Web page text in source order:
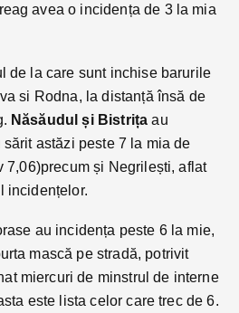
avea o incidența de 3 la mia
de la care sunt inchise barurile
si Rodna, la distanță însă de
Năsăudul și Bistrița au
astăzi peste 7 la mia de
7,06)precum și Negrilești, aflat
incidențelor.
au incidența peste 6 la mie,
mască pe stradă, potrivit
miercuri de minstrul de interne
este lista celor care trec de 6.